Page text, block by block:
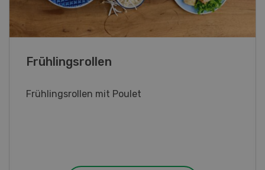
Poulet mit Spinat-Dörrtomaten-